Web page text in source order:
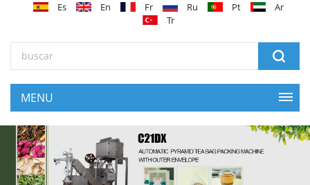
Es En Fr Ru Pt
Ar
Tr